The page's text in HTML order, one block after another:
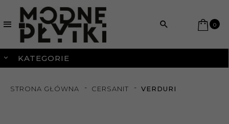
0
KATEGORIE
STRONA GŁÓWNA CERSANIT VERDURI